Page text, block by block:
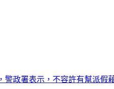
政署表示，不容許有幫派假